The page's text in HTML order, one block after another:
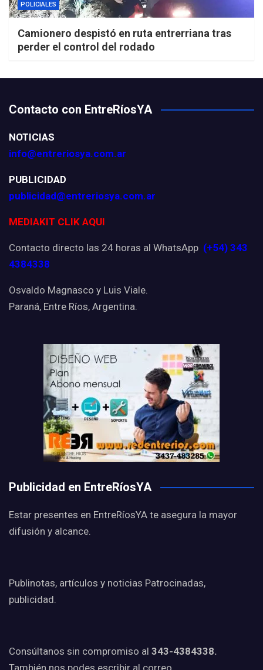
POLICIALES
Camionero despistó en ruta entrerriana tras
perder el control del rodado
Contacto con EntreRíosYA
NOTICIAS
info@entreriosya.com.ar
PUBLICIDAD
publicidad@entreriosya.com.ar
MEDIAKIT CLIK AQUI
Contacto directo las 24 horas al WhatsApp (+54) 343
4384338
Osvaldo Magnasco y Luis Viale.
Paraná, Entre Ríos, Argentina.
Publicidad en EntreRíosYA
Estar presentes en EntreRíosYA te asegura la mayor
difusión y alcance.
Publinotas, artículos y noticias Patrocinadas,
publicidad.
Consúltanos sin compromiso al 343-4384338.